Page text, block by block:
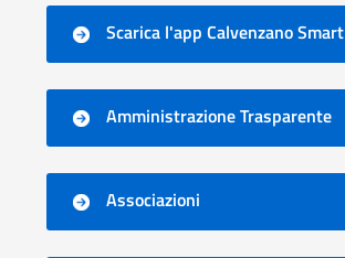
Scarica l'app Calvenzano Smart
Amministrazione Trasparente
Associazioni